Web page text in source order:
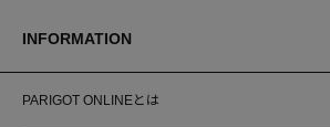
INFORMATION
PARIGOT ONLINEとは